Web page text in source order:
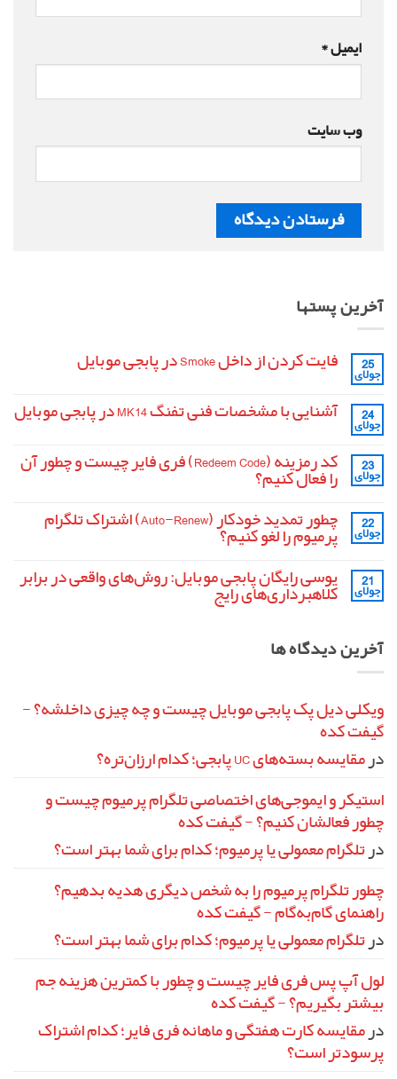
ایمیل*
وب‌ سایت
آخرین پستها
25
جولای
فایت کردن از داخل Smoke در پابجی موبایل
برای
فایت
Smoke
در
پابجی
ثبت
نشده 24
جولای
آشنایی با مشخصات فنی تفنگ MK14 در پابجی موبایل
برای
آشنایی
با
مشخصات
تفنگ
MK14
در
پابجی
ثبت
نشده 23
جولای
کد رمزینه (Redeem Code) فری فایر چیست و چطور آن
را فعال کنیم؟
دیدگاهی
برای
کد
رمزینه
فری
فایر
چیست
را
فعال
ثبت
نشده 22
جولای
چطور تمدید خودکار (Auto-Renew) اشتراک تلگرام
پرمیوم را لغو کنیم؟
برای
چطور
تمدید
اشتراک
تلگرام
کنیم؟
ثبت
نشده 21
جولای
یوسی رایگان پابجی موبایل: روش‌های واقعی در برابر
کلاهبرداری‌های رایج
یوسی
رایگان
واقعی
در
برابر
کلاهبرداری‌های
نشده
آخرین دیدگاه ها
ویکلی دیل پک پابجی موبایل چیست و چه چیزی داخلشه؟ -
گیفت کده
در مقایسه بسته‌های UC پابجی؛ کدام ارزان‌تره؟
استیکر و ایموجی‌های اختصاصی تلگرام پرمیوم چیست و
چطور فعالشان کنیم؟ - گیفت کده
در تلگرام معمولی یا پرمیوم؛ کدام برای شما بهتر است؟
چطور تلگرام پرمیوم را به شخص دیگری هدیه بدهیم؟
راهنمای گام‌به‌گام - گیفت کده
در تلگرام معمولی یا پرمیوم؛ کدام برای شما بهتر است؟
لول آپ پس فری فایر چیست و چطور با کمترین هزینه جم
بیشتر بگیریم؟ - گیفت کده
در مقایسه کارت هفتگی و ماهانه فری فایر؛ کدام اشتراک
پرسودتر است؟